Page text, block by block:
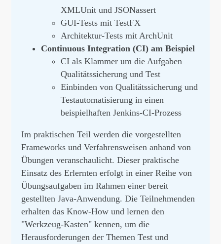
XMLUnit und JSONassert
GUI-Tests mit TestFX
Architektur-Tests mit ArchUnit
Continuous Integration (CI) am Beispiel
CI als Klammer um die Aufgaben
Qualitätssicherung und Test
Einbinden von Qualitätssicherung und
Testautomatisierung in einen
beispielhaften Jenkins-CI-Prozess
Im praktischen Teil werden die vorgestellten
Frameworks und Verfahrensweisen anhand von
Übungen veranschaulicht. Dieser praktische
Einsatz des Erlernten erfolgt in einer Reihe von
Übungsaufgaben im Rahmen einer bereit
gestellten Java-Anwendung. Die Teilnehmenden
erhalten das Know-How und lernen den
"Werkzeug-Kasten" kennen, um die
Herausforderungen der Themen Test und